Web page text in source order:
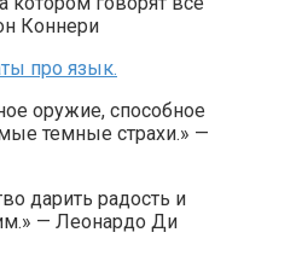
Коннери
про язык.
оружие, способное
темные страхи.» —
дарить радость и
— Леонардо Ди